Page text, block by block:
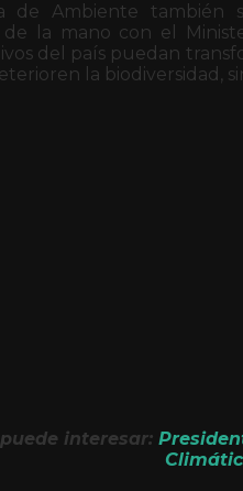
de Ambiente
de la mano con el
del país puedan
la biodiversidad,
interesar: